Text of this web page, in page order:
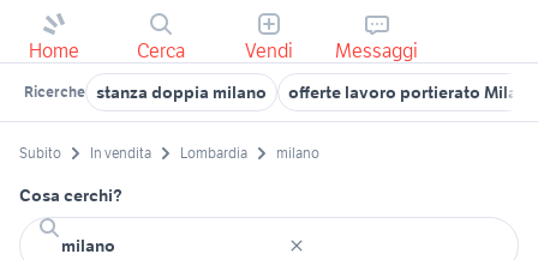
Home Cerca Vendi Messaggi
Ricerche stanza doppia milano offerte lavoro portierato Milano
Subito In vendita Lombardia milano
Cosa cerchi?